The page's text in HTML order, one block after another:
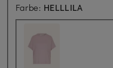
Farbe: HELLLILA